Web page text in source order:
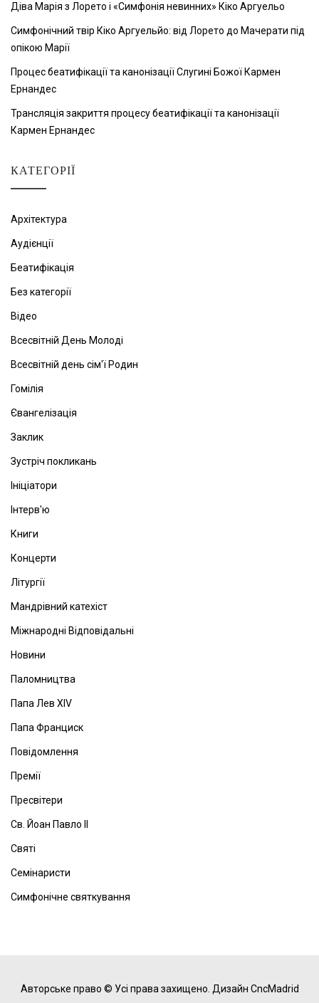
Діва Марія з Лорето і «Симфонія невинних» Кіко Аргуельо
Симфонічний твір Кіко Аргуельйо: від Лорето до Мачерати під
опікою Марії
Процес беатифікації та канонізації Слугині Божої Кармен
Ернандес
Трансляція закриття процесу беатифікації та канонізації
Кармен Ернандес
КАТЕГОРІЇ
Архітектура
Аудієнції
Беатифікація
Без категорії
Відео
Всесвітній День Молоді
Всесвітній день сім'ї Родин
Гомілія
Євангелізація
Заклик
Зустріч покликань
Ініціатори
Інтерв'ю
Книги
Концерти
Літургії
Мандрівний катехіст
Міжнародні Відповідальні
Новини
Паломництва
Папа Лев ХІV
Папа Франциск
Повідомлення
Премії
Пресвітери
Св. Йоан Павло ІІ
Святі
Семінаристи
Симфонічне святкування
Авторське право © Усі права захищено. Дизайн CncMadrid